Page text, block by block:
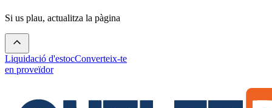
Si us plau, actualitza la pàgina
Liquidació d'estocConverteix-te
en proveïdor